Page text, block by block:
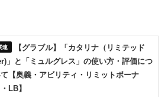
【グラブル】「カタリナ（リミテッド
」と「ミュルグレス」の使い方・評価につ
【奥義・アビリティ・リミットボーナ
LB】